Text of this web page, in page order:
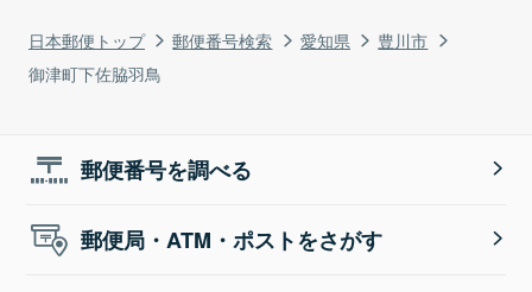
日本郵便トップ 郵便番号検索 愛知県
豊川市
御津町下佐脇羽鳥
郵便番号を調べる
郵便局・ATM・ポストをさがす